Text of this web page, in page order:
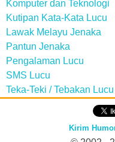
Komputer dan Teknologi
Kutipan Kata-Kata Lucu
Lawak Melayu Jenaka
Pantun Jenaka
Pengalaman Lucu
SMS Lucu
Teka-Teki / Tebakan Lucu
Kirim